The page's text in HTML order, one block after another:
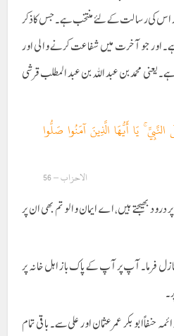
اس کی رسالت کے لئے منتخب ہے۔ جس کا ذکر
ہے۔ اور جو آخرت میں شفاعت کرنے والی اور
محمد بن عبد اللہ بن عبد المطلب قرشی
يَا أَيُّهَا الَّذِينَ آمَنُوا صَلُّوا
الاحزاب – 56
بھیجتے ہیں، اے ایمان والو تم بھی ان پر
فرما۔ آپ پر آپ کے پاک باز اہل خانہ پر
حنفاً ابو بکر عمر عثمان اور علی سے۔ باقی تمام